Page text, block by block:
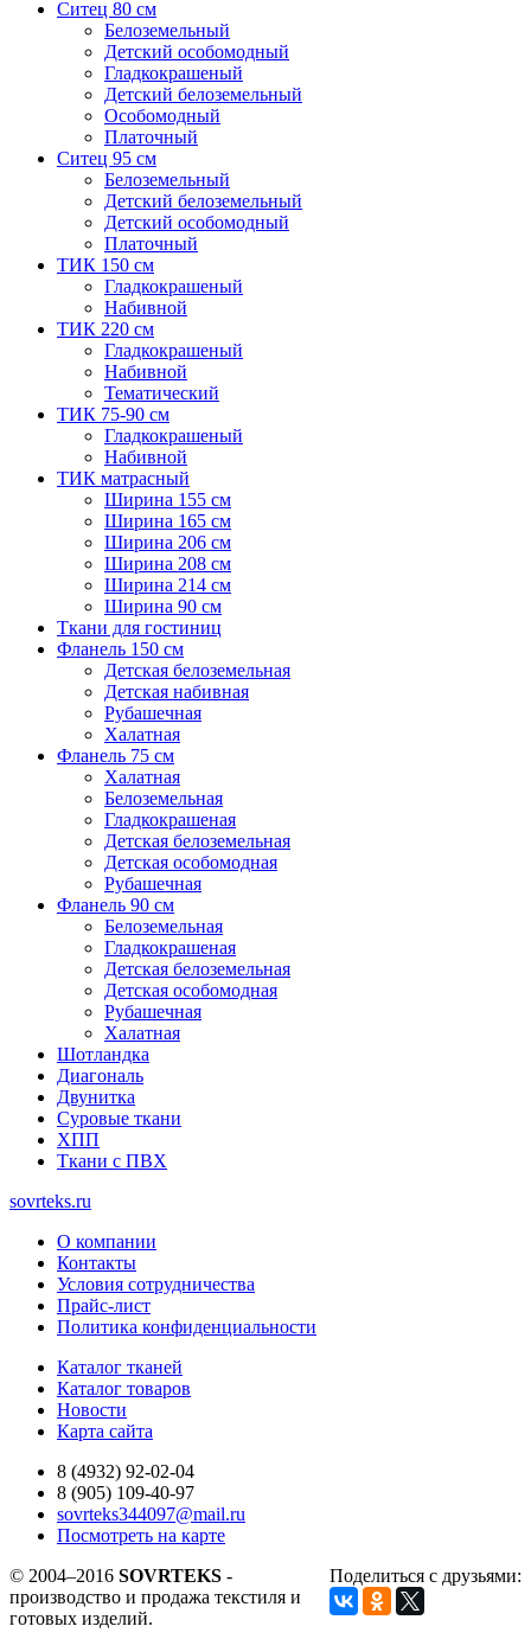
Ситец 80 см
Белоземельный
Детский особомодный
Гладкокрашеный
Детский белоземельный
Особомодный
Платочный
Ситец 95 см
Белоземельный
Детский белоземельный
Детский особомодный
Платочный
ТИК 150 см
Гладкокрашеный
Набивной
ТИК 220 см
Гладкокрашеный
Набивной
Тематический
ТИК 75-90 см
Гладкокрашеный
Набивной
ТИК матрасный
Ширина 155 см
Ширина 165 см
Ширина 206 см
Ширина 208 см
Ширина 214 см
Ширина 90 см
Ткани для гостиниц
Фланель 150 см
Детская белоземельная
Детская набивная
Рубашечная
Халатная
Фланель 75 см
Халатная
Белоземельная
Гладкокрашеная
Детская белоземельная
Детская особомодная
Рубашечная
Фланель 90 см
Белоземельная
Гладкокрашеная
Детская белоземельная
Детская особомодная
Рубашечная
Халатная
Шотландка
Диагональ
Двунитка
Суровые ткани
ХПП
Ткани с ПВХ
sovrteks.ru
О компании
Контакты
Условия сотрудничества
Прайс-лист
Политика конфиденциальности
Каталог тканей
Каталог товаров
Новости
Карта сайта
8 (4932) 92-02-04
8 (905) 109-40-97
sovrteks344097@mail.ru
Посмотреть на карте
Поделиться с друзьями:
© 2004–2016 SOVRTEKS -
производство и продажа текстиля и
готовых изделий.